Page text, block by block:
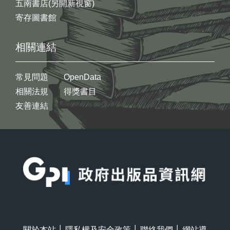
五南書店(另開新視窗)
寄存圖書館
相關連結
常見問題
相關法規
友善連結
OpenData
得獎書目